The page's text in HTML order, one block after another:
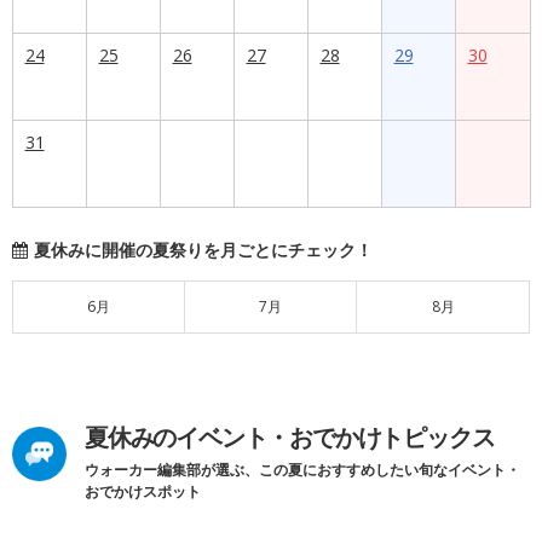
24 25 26 27 28 29 30
31
夏休みに開催の夏祭りを月ごとにチェック！
6月 7月 8月
夏休みのイベント・おでかけトピックス
ウォーカー編集部が選ぶ、この夏におすすめしたい旬なイベント・
おでかけスポット